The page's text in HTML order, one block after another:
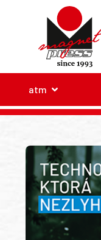
atm